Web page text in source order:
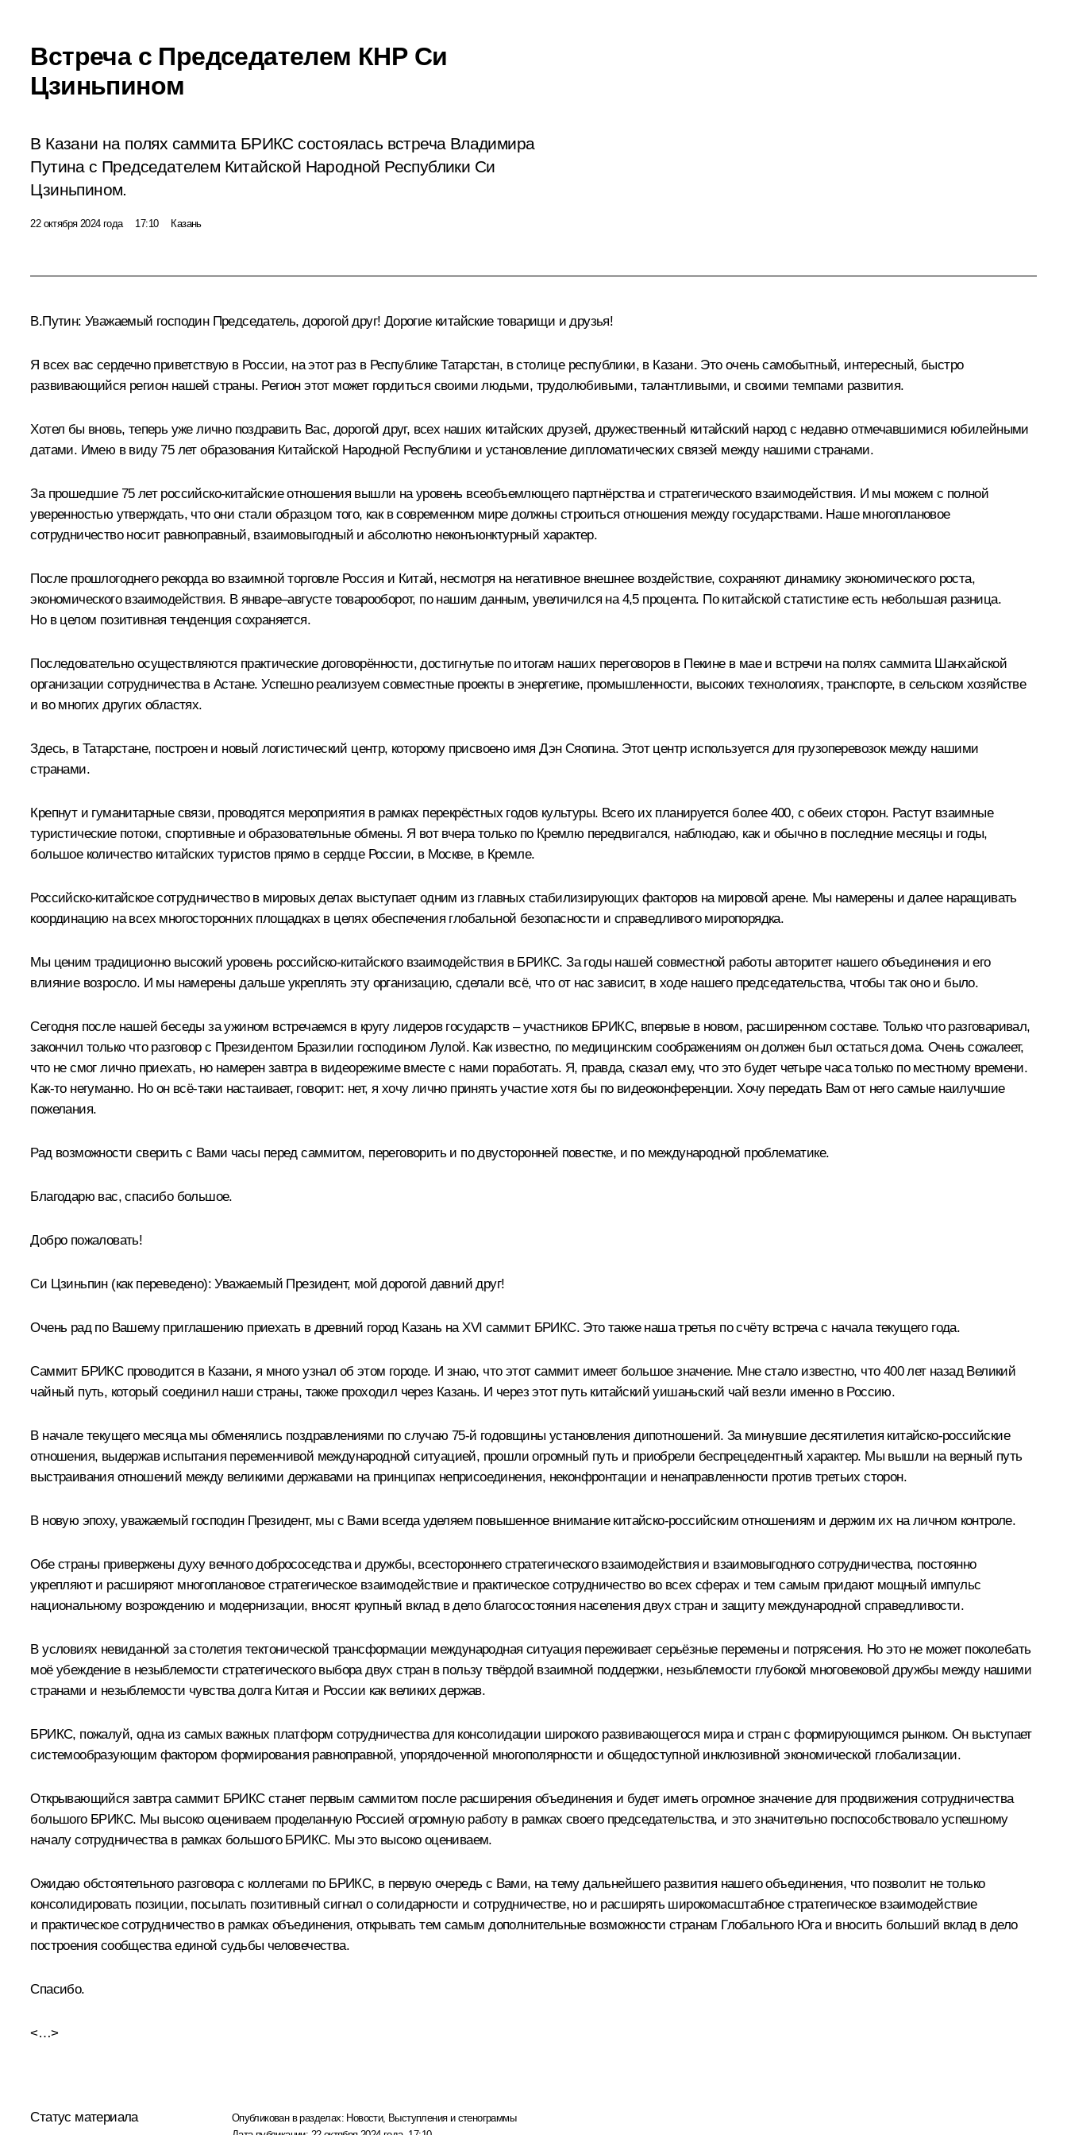
Встреча с Председателем КНР Си
Цзиньпином
В Казани на полях саммита БРИКС состоялась встреча Владимира
Путина с Председателем Китайской Народной Республики Си
Цзиньпином.
22 октября 2024 года 17:10 Казань
В.Путин: Уважаемый господин Председатель, дорогой друг! Дорогие китайские товарищи и друзья!
Я всех вас сердечно приветствую в России, на этот раз в Республике Татарстан, в столице республики, в Казани. Это очень самобытный, интересный, быстро
развивающийся регион нашей страны. Регион этот может гордиться своими людьми, трудолюбивыми, талантливыми, и своими темпами развития.
Хотел бы вновь, теперь уже лично поздравить Вас, дорогой друг, всех наших китайских друзей, дружественный китайский народ с недавно отмечавшимися юбилейными
датами. Имею в виду 75 лет образования Китайской Народной Республики и установление дипломатических связей между нашими странами.
За прошедшие 75 лет российско-китайские отношения вышли на уровень всеобъемлющего партнёрства и стратегического взаимодействия. И мы можем с полной
уверенностью утверждать, что они стали образцом того, как в современном мире должны строиться отношения между государствами. Наше многоплановое
сотрудничество носит равноправный, взаимовыгодный и абсолютно неконъюнктурный характер.
После прошлогоднего рекорда во взаимной торговле Россия и Китай, несмотря на негативное внешнее воздействие, сохраняют динамику экономического роста,
экономического взаимодействия. В январе–августе товарооборот, по нашим данным, увеличился на 4,5 процента. По китайской статистике есть небольшая разница.
Но в целом позитивная тенденция сохраняется.
Последовательно осуществляются практические договорённости, достигнутые по итогам наших переговоров в Пекине в мае и встречи на полях саммита Шанхайской
организации сотрудничества в Астане. Успешно реализуем совместные проекты в энергетике, промышленности, высоких технологиях, транспорте, в сельском хозяйстве
и во многих других областях.
Здесь, в Татарстане, построен и новый логистический центр, которому присвоено имя Дэн Сяопина. Этот центр используется для грузоперевозок между нашими
странами.
Крепнут и гуманитарные связи, проводятся мероприятия в рамках перекрёстных годов культуры. Всего их планируется более 400, с обеих сторон. Растут взаимные
туристические потоки, спортивные и образовательные обмены. Я вот вчера только по Кремлю передвигался, наблюдаю, как и обычно в последние месяцы и годы,
большое количество китайских туристов прямо в сердце России, в Москве, в Кремле.
Российско-китайское сотрудничество в мировых делах выступает одним из главных стабилизирующих факторов на мировой арене. Мы намерены и далее наращивать
координацию на всех многосторонних площадках в целях обеспечения глобальной безопасности и справедливого миропорядка.
Мы ценим традиционно высокий уровень российско-китайского взаимодействия в БРИКС. За годы нашей совместной работы авторитет нашего объединения и его
влияние возросло. И мы намерены дальше укреплять эту организацию, сделали всё, что от нас зависит, в ходе нашего председательства, чтобы так оно и было.
Сегодня после нашей беседы за ужином встречаемся в кругу лидеров государств – участников БРИКС, впервые в новом, расширенном составе. Только что разговаривал,
закончил только что разговор с Президентом Бразилии господином Лулой. Как известно, по медицинским соображениям он должен был остаться дома. Очень сожалеет,
что не смог лично приехать, но намерен завтра в видеорежиме вместе с нами поработать. Я, правда, сказал ему, что это будет четыре часа только по местному времени.
Как-то негуманно. Но он всё-таки настаивает, говорит: нет, я хочу лично принять участие хотя бы по видеоконференции. Хочу передать Вам от него самые наилучшие
пожелания.
Рад возможности сверить с Вами часы перед саммитом, переговорить и по двусторонней повестке, и по международной проблематике.
Благодарю вас, спасибо большое.
Добро пожаловать!
Си Цзиньпин (как переведено): Уважаемый Президент, мой дорогой давний друг!
Очень рад по Вашему приглашению приехать в древний город Казань на XVI саммит БРИКС. Это также наша третья по счёту встреча с начала текущего года.
Саммит БРИКС проводится в Казани, я много узнал об этом городе. И знаю, что этот саммит имеет большое значение. Мне стало известно, что 400 лет назад Великий
чайный путь, который соединил наши страны, также проходил через Казань. И через этот путь китайский уишаньский чай везли именно в Россию.
В начале текущего месяца мы обменялись поздравлениями по случаю 75-й годовщины установления дипотношений. За минувшие десятилетия китайско-российские
отношения, выдержав испытания переменчивой международной ситуацией, прошли огромный путь и приобрели беспрецедентный характер. Мы вышли на верный путь
выстраивания отношений между великими державами на принципах неприсоединения, неконфронтации и ненаправленности против третьих сторон.
В новую эпоху, уважаемый господин Президент, мы с Вами всегда уделяем повышенное внимание китайско-российским отношениям и держим их на личном контроле.
Обе страны привержены духу вечного добрососедства и дружбы, всестороннего стратегического взаимодействия и взаимовыгодного сотрудничества, постоянно
укрепляют и расширяют многоплановое стратегическое взаимодействие и практическое сотрудничество во всех сферах и тем самым придают мощный импульс
национальному возрождению и модернизации, вносят крупный вклад в дело благосостояния населения двух стран и защиту международной справедливости.
В условиях невиданной за столетия тектонической трансформации международная ситуация переживает серьёзные перемены и потрясения. Но это не может поколебать
моё убеждение в незыблемости стратегического выбора двух стран в пользу твёрдой взаимной поддержки, незыблемости глубокой многовековой дружбы между нашими
странами и незыблемости чувства долга Китая и России как великих держав.
БРИКС, пожалуй, одна из самых важных платформ сотрудничества для консолидации широкого развивающегося мира и стран с формирующимся рынком. Он выступает
системообразующим фактором формирования равноправной, упорядоченной многополярности и общедоступной инклюзивной экономической глобализации.
Открывающийся завтра саммит БРИКС станет первым саммитом после расширения объединения и будет иметь огромное значение для продвижения сотрудничества
большого БРИКС. Мы высоко оцениваем проделанную Россией огромную работу в рамках своего председательства, и это значительно поспособствовало успешному
началу сотрудничества в рамках большого БРИКС. Мы это высоко оцениваем.
Ожидаю обстоятельного разговора с коллегами по БРИКС, в первую очередь с Вами, на тему дальнейшего развития нашего объединения, что позволит не только
консолидировать позиции, посылать позитивный сигнал о солидарности и сотрудничестве, но и расширять широкомасштабное стратегическое взаимодействие
и практическое сотрудничество в рамках объединения, открывать тем самым дополнительные возможности странам Глобального Юга и вносить больший вклад в дело
построения сообщества единой судьбы человечества.
Спасибо.
<…>
Статус материала Опубликован в разделах: Новости, Выступления и стенограммы